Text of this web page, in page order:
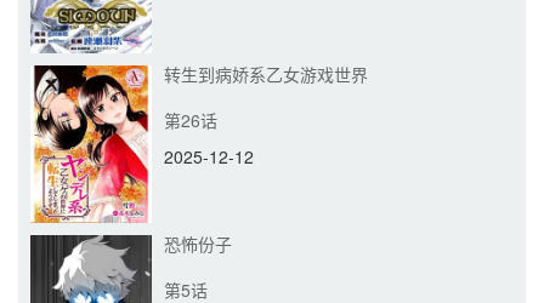
转生到病娇系乙女游戏世界
第26话
2025-12-12
恐怖份子
第5话